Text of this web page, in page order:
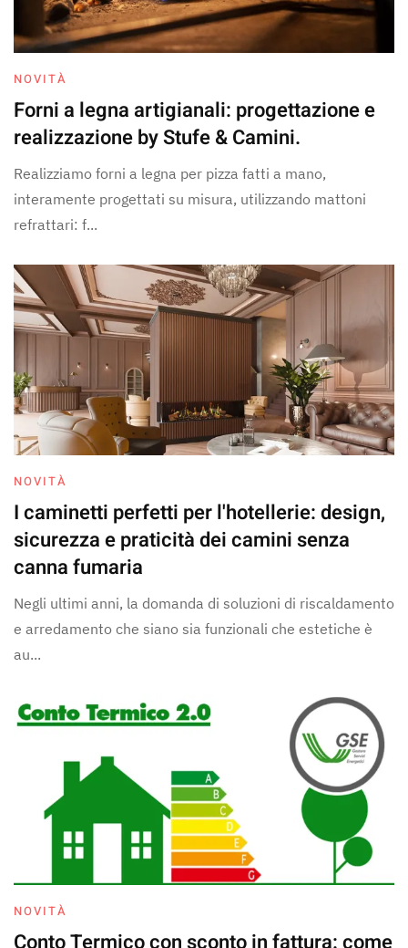
NOVITÀ
Forni a legna artigianali: progettazione e
realizzazione by Stufe & Camini.
Realizziamo forni a legna per pizza fatti a mano,
interamente progettati su misura, utilizzando mattoni
refrattari: f...
NOVITÀ
I caminetti perfetti per l'hotellerie: design,
sicurezza e praticità dei camini senza
canna fumaria
Negli ultimi anni, la domanda di soluzioni di riscaldamento
e arredamento che siano sia funzionali che estetiche è
au...
NOVITÀ